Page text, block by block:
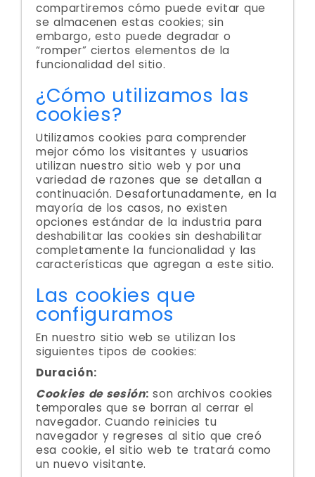
compartiremos cómo puede evitar que
se almacenen estas cookies; sin
embargo, esto puede degradar o
“romper” ciertos elementos de la
funcionalidad del sitio.
¿Cómo utilizamos las
cookies?
Utilizamos cookies para comprender
mejor cómo los visitantes y usuarios
utilizan nuestro sitio web y por una
variedad de razones que se detallan a
continuación. Desafortunadamente, en la
mayoría de los casos, no existen
opciones estándar de la industria para
deshabilitar las cookies sin deshabilitar
completamente la funcionalidad y las
características que agregan a este sitio.
Las cookies que
configuramos
En nuestro sitio web se utilizan los
siguientes tipos de cookies:
Duración:
Cookies de sesión: son archivos cookies
temporales que se borran al cerrar el
navegador. Cuando reinicies tu
navegador y regreses al sitio que creó
esa cookie, el sitio web te tratará como
un nuevo visitante.